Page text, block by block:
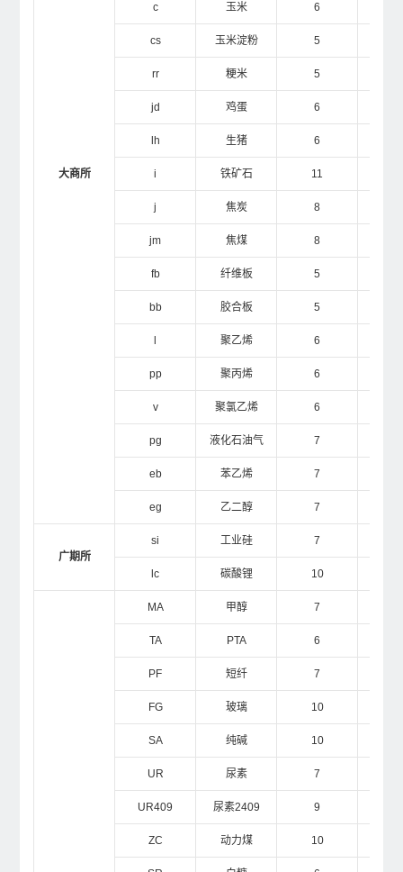
大商所
c 玉米 6
cs 玉米淀粉 5
rr 粳米 5
jd 鸡蛋 6
lh 生猪 6
i 铁矿石 11
j 焦炭 8
jm 焦煤 8
fb 纤维板 5
bb 胶合板 5
聚乙烯 6
pp 聚丙烯 6
v 聚氯乙烯 6
pg 液化石油气 7
eb 苯乙烯 7
eg 乙二醇 7
广期所
si 工业硅 7
lc 碳酸锂 10
MA 甲醇 7
TA PTA 6
PF 短纤 7
FG 玻璃 10
SA 纯碱 10
UR 尿素 7
UR409 尿素2409 9
ZC 动力煤 10